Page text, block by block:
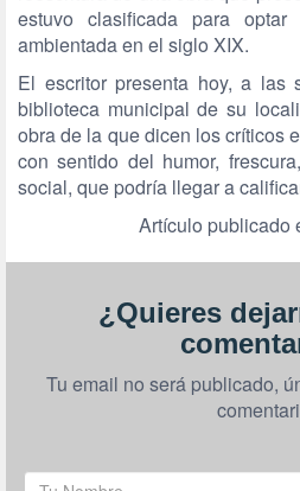
estuvo clasificada para
ambientada en el siglo XIX.
El escritor presenta hoy, a
biblioteca municipal de su
obra de la que dicen los críticos
con sentido del humor,
social, que podría llegar a
Artículo publicado
¿Quieres
Tu email no será publicado,